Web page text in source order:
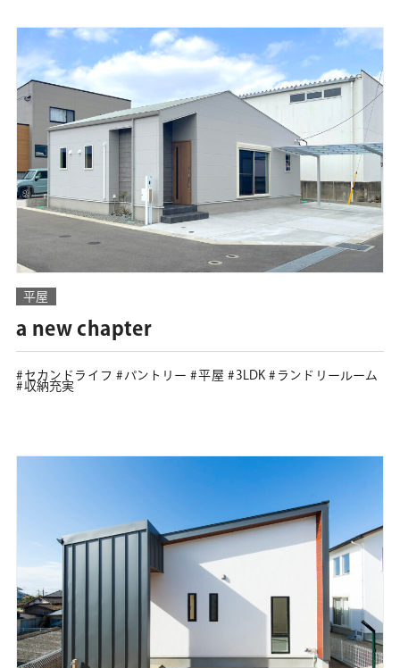
平屋
a new chapter
セカンドライフ パントリー 平屋 3LDK
ランドリールーム
収納充実